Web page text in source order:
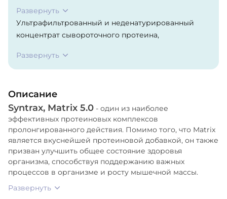
Развернуть
Ультрафильтрованный и неденатурированный
концентрат сывороточного протеина,
концентрат молочного протеина (включая
мицеллярный казеин), неденатурированный
клейковина.
Развернуть
Описание
Syntrax, Matrix 5.0 - один из наиболее
эффективных протеиновых комплексов
пролонгированного действия. Помимо того, что Matrix
является вкуснейшей протеиновой добавкой, он также
призван улучшить общее состояние здоровья
организма, способствуя поддержанию важных
процессов в организме и росту мышечной массы.
Развернуть